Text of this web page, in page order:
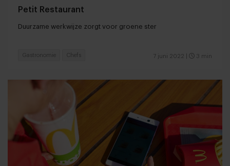
Petit Restaurant
Duurzame werkwijze zorgt voor groene ster
7 juni 2022 3 min
Gastronomie Chefs